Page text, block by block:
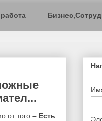
от того – Есть